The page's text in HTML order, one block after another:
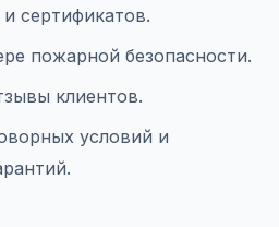
сертификатов.
пожарной безопасности.
клиентов.
условий и